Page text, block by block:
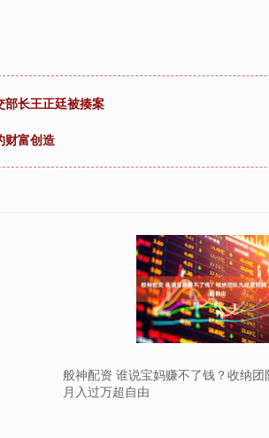
部长王正廷被揍案
财富创造
般神配资 谁说宝妈赚不了钱？收纳团
月入过万超自由